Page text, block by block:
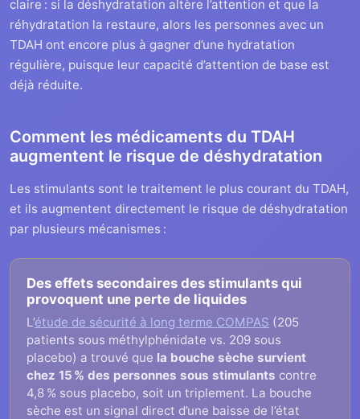
claire : si la déshydratation altère l’attention et que la
réhydratation la restaure, alors les personnes avec un
TDAH ont encore plus à gagner d’une hydratation
régulière, puisque leur capacité d’attention de base est
déjà réduite.
Comment les médicaments du TDAH
augmentent le risque de déshydratation
Les stimulants sont le traitement le plus courant du TDAH,
et ils augmentent directement le risque de déshydratation
par plusieurs mécanismes :
Des effets secondaires des stimulants qui
provoquent une perte de liquides
L’étude de sécurité à long terme COMPAS (205
patients sous méthylphénidate vs. 209 sous
placebo) a trouvé que la bouche sèche survient
chez 15 % des personnes sous stimulants contre
4,8 % sous placebo, soit un triplement. La bouche
sèche est un signal direct d’une baisse de l’état